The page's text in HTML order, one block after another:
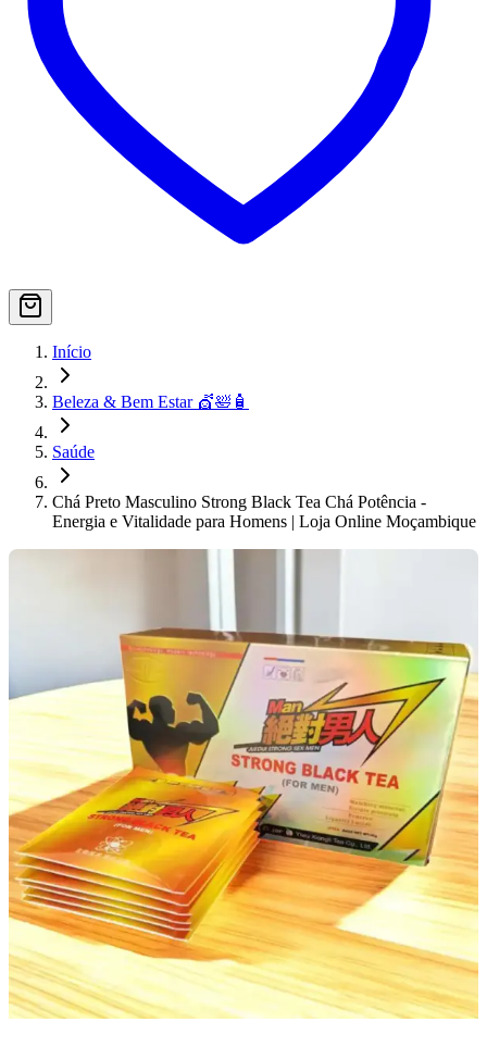
Início
Beleza & Bem Estar 💇🛀🧴
Saúde
Chá Preto Masculino Strong Black Tea Chá Potência -
Energia e Vitalidade para Homens | Loja Online Moçambique